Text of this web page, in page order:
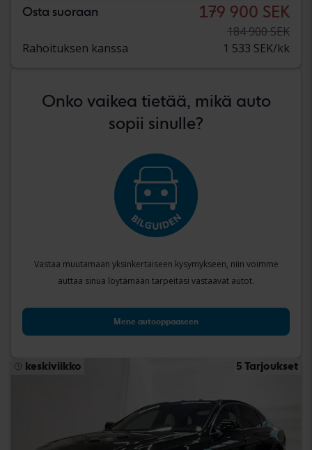
Osta suoraan 179 900 SEK
184 900 SEK
Rahoituksen kanssa
1 533 SEK/kk
Onko vaikea tietää, mikä auto
sopii sinulle?
Vastaa muutamaan yksinkertaiseen kysymykseen, niin voimme
auttaa sinua löytämään tarpeitasi vastaavat autot.
Mene autooppaaseen
keskiviikko 5 Tarjoukset